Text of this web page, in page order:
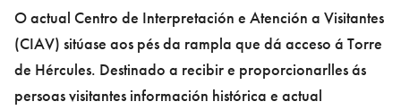
O actual Centro de Interpretación e Atención a Visitantes
(CIAV) sitúase aos pés da rampla que dá acceso á Torre
de Hércules. Destinado a recibir e proporcionarlles ás
persoas visitantes información histórica e actual